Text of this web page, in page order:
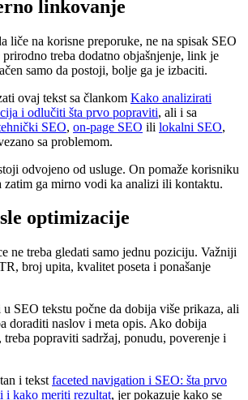
linkovanje
liče na korisne preporuke, ne na spisak SEO
treba dodatno objašnjenje, link je
samo da postoji, bolje ga je izbaciti.
ovaj tekst sa člankom Kako analizirati
i odlučiti šta prvo popraviti, ali i sa
SEO, on-page SEO ili lokalni SEO,
sa problemom.
odvojeno od usluge. On pomaže korisniku
zatim ga mirno vodi ka analizi ili kontaktu.
optimizacije
ne treba gledati samo jednu poziciju. Važniji
broj upita, kvalitet poseta i ponašanje
SEO tekstu počne da dobija više prikaza, ali
doraditi naslov i meta opis. Ako dobija
popraviti sadržaj, ponudu, poverenje i
i tekst faceted navigation i SEO: šta prvo
i kako meriti rezultat, jer pokazuje kako se